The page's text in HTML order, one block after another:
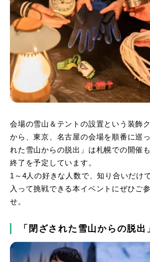
会場の雪山＆テントの設置という装飾
から、東京、名古屋の会場を順番に巡
れた雪山からの脱出」は札幌での開催
終了を予定しています。
1～4人の好きな人数で、知り合いだけ
入って挑戦できる本イベントにぜひご
せ。
「閉ざされた雪山からの脱出